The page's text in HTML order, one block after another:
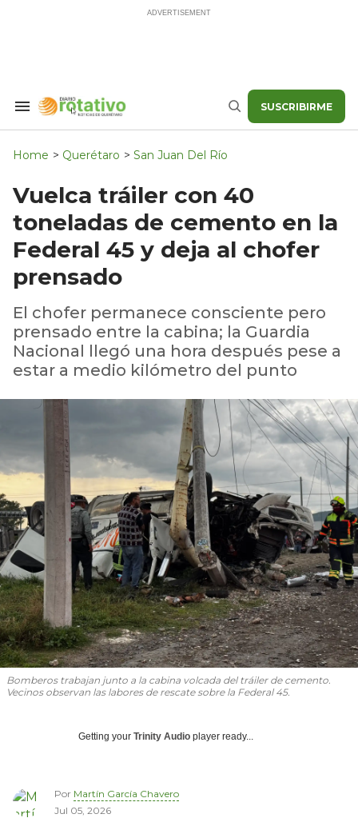
Search
Navigation
Buscar SUSCRIBIRME
Home > Querétaro > San Juan Del Río
Vuelca tráiler con 40
toneladas de cemento en la
Federal 45 y deja al chofer
prensado
El chofer permanece consciente pero
prensado entre la cabina; la Guardia
Nacional llegó una hora después pese a
estar a medio kilómetro del punto
Bomberos trabajan junto a la cabina volcada del tráiler de cemento.
Vecinos observan las labores de rescate sobre la Federal 45.
Getting your Trinity Audio player ready...
Por Martín García Chavero
Jul 05, 2026